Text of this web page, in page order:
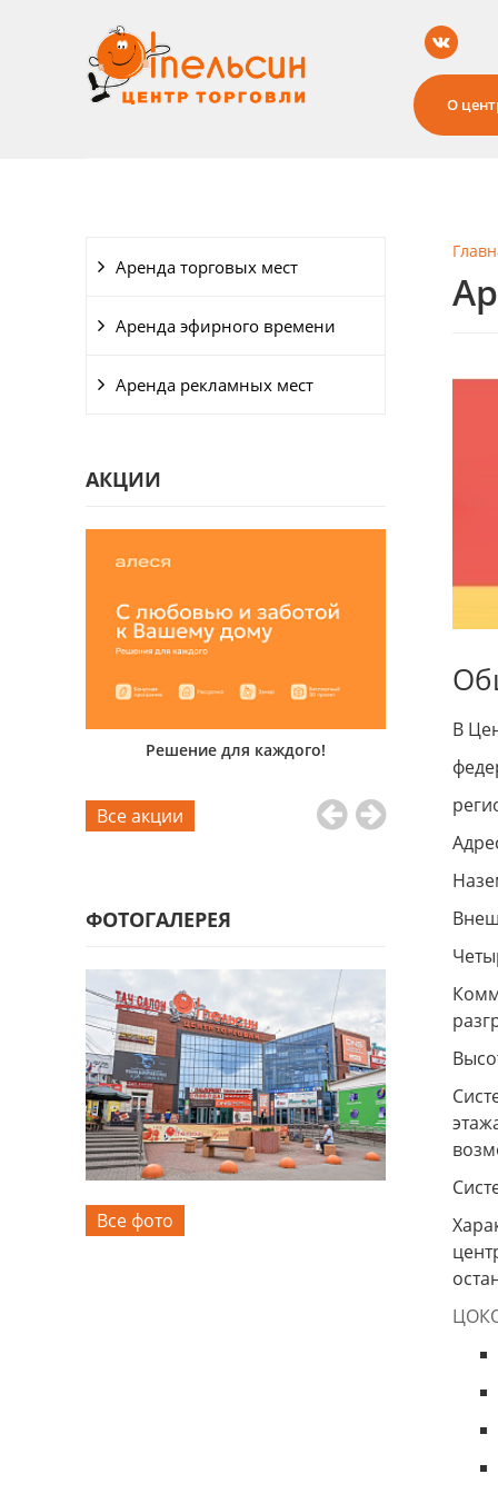
О
Аренда торговых мест
Аренда эфирного времени
Аренда рекламных мест
АКЦИИ
Решение для каждого!
Все акции
ФОТОГАЛЕРЕЯ
Все фото
В